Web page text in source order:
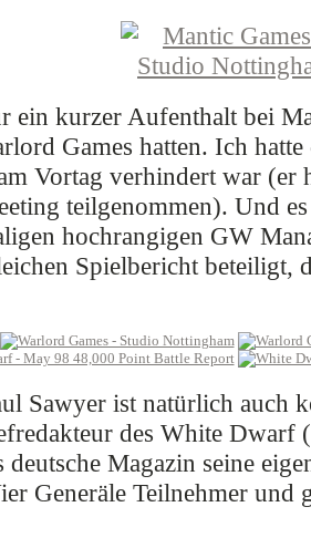
ein kurzer Aufenthalt bei
Games hatten. Ich
Vortag verhindert war (er
teilgenommen). Und
hochrangigen GW
Spielbericht beteiligt,
Sawyer ist natürlich auch
des White Dwarf
deutsche Magazin seine
Generäle Teilnehmer und